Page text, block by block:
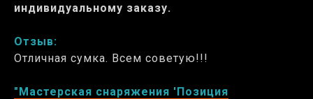
индивидуальному заказу.
Отзыв:
Отличная сумка. Всем советую!!!
"Мастерская снаряжения 'Позиция